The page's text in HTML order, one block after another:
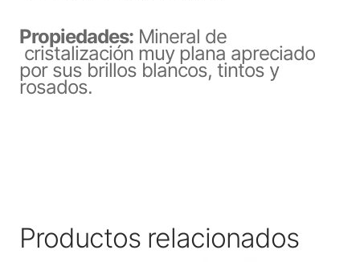
Propiedades: Mineral de
cristalización muy plana apreciado
por sus brillos blancos, tintos y
rosados.
Productos relacionados